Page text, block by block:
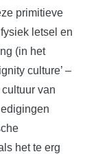
primitieve
letsel en
(in het
culture’ –
van
het te erg